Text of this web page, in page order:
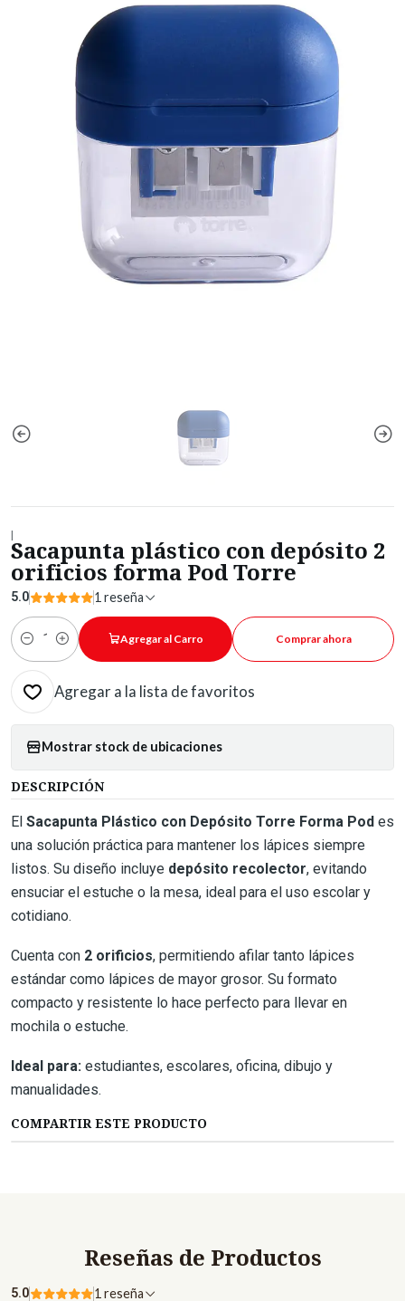
|
Sacapunta plástico con depósito 2
orificios forma Pod Torre
5.0 1 reseña
Cantidad
Agregar al Carro Comprar ahora
Agregar a la lista de favoritos
Mostrar stock de ubicaciones
DESCRIPCIÓN
El Sacapunta Plástico con Depósito Torre Forma Pod es
una solución práctica para mantener los lápices siempre
listos. Su diseño incluye depósito recolector, evitando
ensuciar el estuche o la mesa, ideal para el uso escolar y
cotidiano.
Cuenta con 2 orificios, permitiendo afilar tanto lápices
estándar como lápices de mayor grosor. Su formato
compacto y resistente lo hace perfecto para llevar en
mochila o estuche.
Ideal para: estudiantes, escolares, oficina, dibujo y
manualidades.
COMPARTIR ESTE PRODUCTO
Reseñas de Productos
5.0 1 reseña